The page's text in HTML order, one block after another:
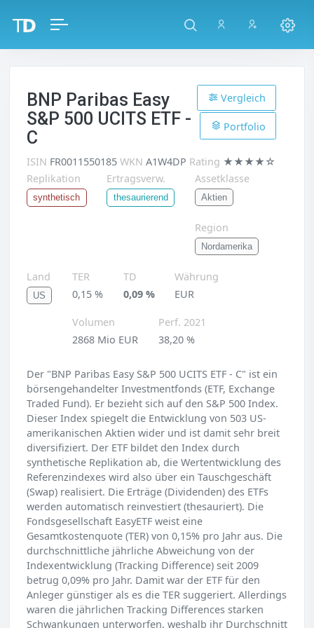
BNP Paribas Easy
S&P 500 UCITS ETF -
C
Vergleich
Portfolio
ISIN FR0011550185 WKN A1W4DP Rating ★★★★☆
Replikation
synthetisch
Ertragsverw.
thesaurierend
Assetklasse
Aktien
Region
Nordamerika
Land
US
TER
0,15 %
TD
0,09 %
Währung
EUR
Volumen
2868 Mio EUR
Perf. 2021
38,20 %
Der "BNP Paribas Easy S&P 500 UCITS ETF - C" ist ein
börsengehandelter Investmentfonds (ETF, Exchange
Traded Fund). Er bezieht sich auf den S&P 500 Index.
Dieser Index spiegelt die Entwicklung von 503 US-
amerikanischen Aktien wider und ist damit sehr breit
diversifiziert. Der ETF bildet den Index durch
synthetische Replikation ab, die Wertentwicklung des
Referenzindexes wird also über ein Tauschgeschäft
(Swap) realisiert. Die Erträge (Dividenden) des ETFs
werden automatisch reinvestiert (thesauriert). Die
Fondsgesellschaft EasyETF weist eine
Gesamtkostenquote (TER) von 0,15% pro Jahr aus. Die
durchschnittliche jährliche Abweichung von der
Indexentwicklung (Tracking Difference) seit 2009
betrug 0,09% pro Jahr. Damit war der ETF für den
Anleger günstiger als es die TER suggeriert. Allerdings
waren die jährlichen Tracking Differences starken
Schwankungen unterworfen, weshalb ihr Durchschnitt